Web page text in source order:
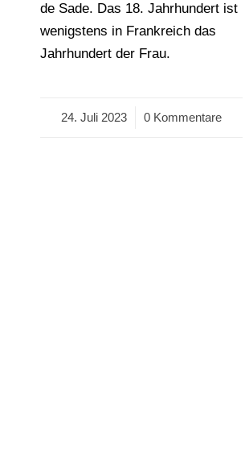
de Sade. Das 18. Jahrhundert ist
wenigstens in Frankreich das
Jahrhundert der Frau.
24. Juli 2023
/ 0 Kommentare